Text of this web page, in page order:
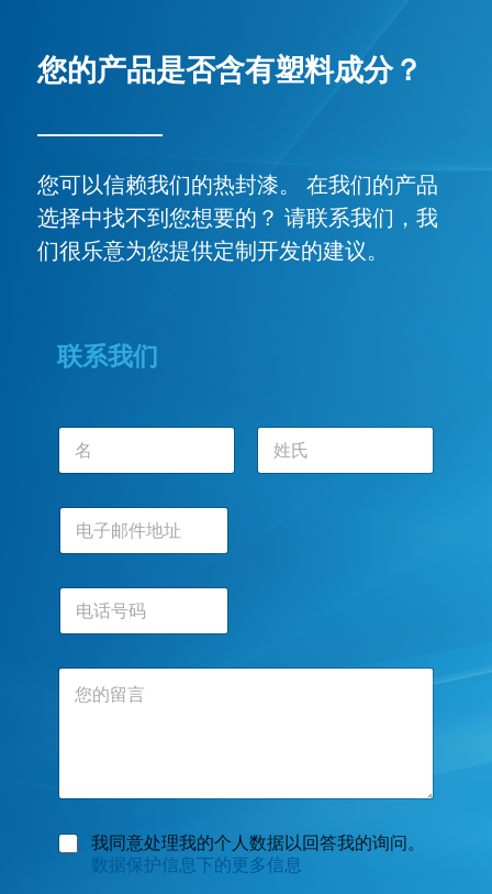
您的产品是否含有塑料成分？
您可以信赖我们的热封漆。 在我们的产品
选择中找不到您想要的？ 请联系我们，我
们很乐意为您提供定制开发的建议。
联系我们
名
前一页 后一页
电
邮
*
电
号
评
数
我同意处理我的个人数据以回答我的询问。
数据保护信息下的更多信息